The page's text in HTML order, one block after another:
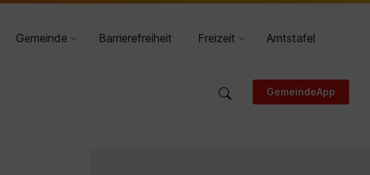
Gemeinde Barrierefreiheit Freizeit
Amtstafel
GemeindeApp